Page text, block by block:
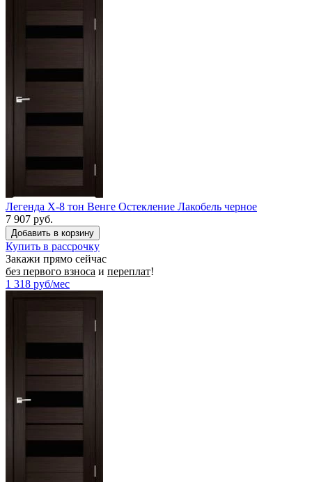
Легенда X-8 тон Венге Остекление Лакобель черное
7 907 руб.
Купить в рассрочку
Закажи прямо сейчас
без первого взноса и переплат!
1 318 руб/мес